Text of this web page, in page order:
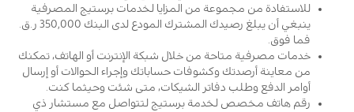
للاستفادة من مجموعة من المزايا لخدمات برستيج المصرفية
ينبغي أن يبلغ رصيدك المشترك المودع لدى البنك 350,000 ر.ق.
فما فوق.
خدمات مصرفية متاحة من خلال شبكة الإنترنت أو الهاتف، تمكنك
من معاينة أرصدتك وكشوفات حساباتك وإجراء الحوالات أو إرسال
أوامر الدفع وطلب دفاتر الشيكات، متى شئت وحيثما كنت.
رقم هاتف مخصص لخدمة برستيج لتتواصل مع مستشار ذي